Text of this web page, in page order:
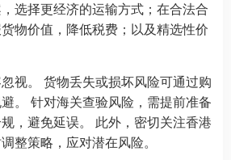
选择更经济的运输方式；在合法合
物价值，降低税费；以及精选性价
视。 货物丢失或损坏风险可通过购
。 针对海关查验风险，需提前准备
，避免延误。 此外，密切关注香港
整策略，应对潜在风险。